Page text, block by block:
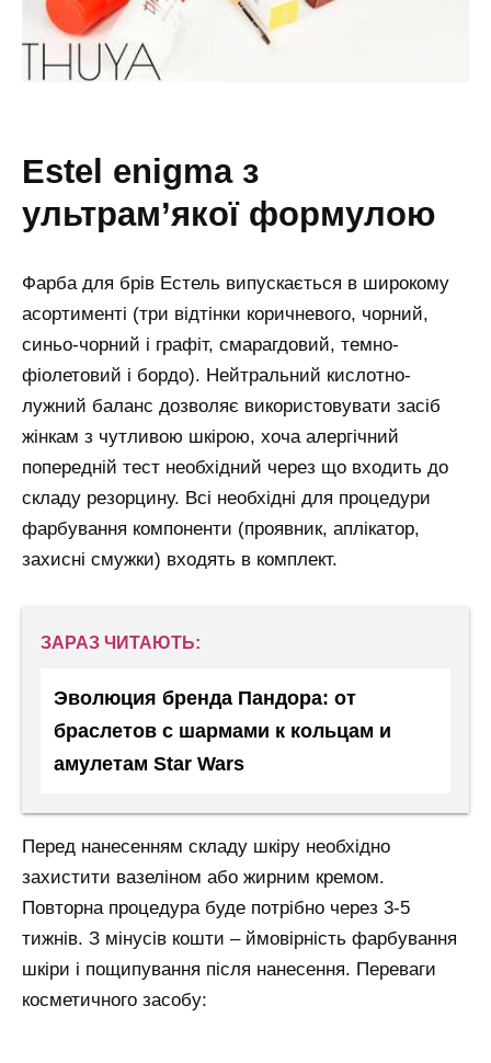
estel enigma з
ультрам’якої формулою
Фарба для брів Естель випускається в широкому
асортименті (три відтінки коричневого, чорний,
синьо-чорний і графіт, смарагдовий, темно-
фіолетовий і бордо). Нейтральний кислотно-
лужний баланс дозволяє використовувати засіб
жінкам з чутливою шкірою, хоча алергічний
попередній тест необхідний через що входить до
складу резорцину. Всі необхідні для процедури
фарбування компоненти (проявник, аплікатор,
захисні смужки) входять в комплект.
ЗАРАЗ ЧИТАЮТЬ:
Эволюция бренда Пандора: от
браслетов с шармами к кольцам и
амулетам Star Wars
Перед нанесенням складу шкіру необхідно
захистити вазеліном або жирним кремом.
Повторна процедура буде потрібно через 3-5
тижнів. З мінусів кошти – ймовірність фарбування
шкіри і пощипування після нанесення. Переваги
косметичного засобу: